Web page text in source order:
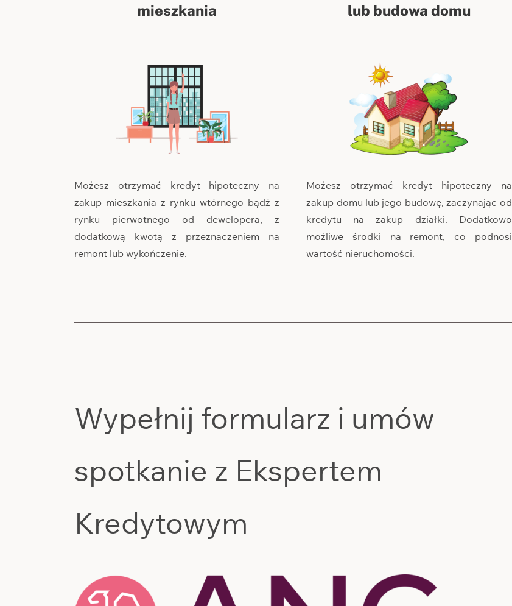
mieszkania
Możesz otrzymać kredyt hipoteczny na
zakup mieszkania z rynku wtórnego bądź z
rynku pierwotnego od dewelopera, z
dodatkową kwotą z przeznaczeniem na
remont lub wykończenie.
lub budowa domu
Możesz otrzymać kredyt hipoteczny na
zakup domu lub jego budowę, zaczynając od
kredytu na zakup działki. Dodatkowo
możliwe środki na remont, co podnosi
wartość nieruchomości.
Wypełnij formularz i umów
spotkanie z Ekspertem
Kredytowym